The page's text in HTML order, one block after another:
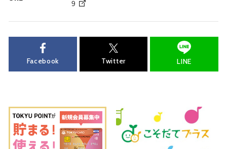
9
Facebook Twitter LINE